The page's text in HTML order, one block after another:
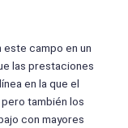
campo en un
las prestaciones
en la que el
también los
con mayores